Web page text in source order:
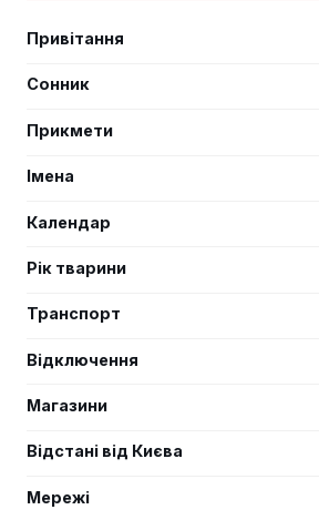
Привітання
Сонник
Прикмети
Імена
Календар
Рік тварини
Транспорт
Відключення
Магазини
Відстані від Києва
Мережі